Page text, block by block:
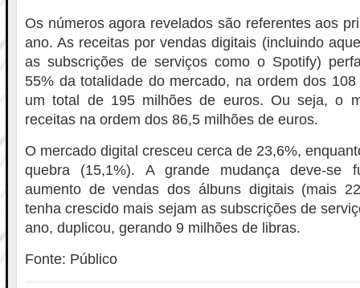
Os números agora revelados são referentes aos
ano. As receitas por vendas digitais (incluindo
as subscrições de serviços como o Spotify)
55% da totalidade do mercado, na ordem dos
um total de 195 milhões de euros. Ou seja, o
receitas na ordem dos 86,5 milhões de euros.
O mercado digital cresceu cerca de 23,6%,
quebra (15,1%). A grande mudança deve-se
aumento de vendas dos álbuns digitais (mais
tenha crescido mais sejam as subscrições de
ano, duplicou, gerando 9 milhões de libras.
Fonte: Público